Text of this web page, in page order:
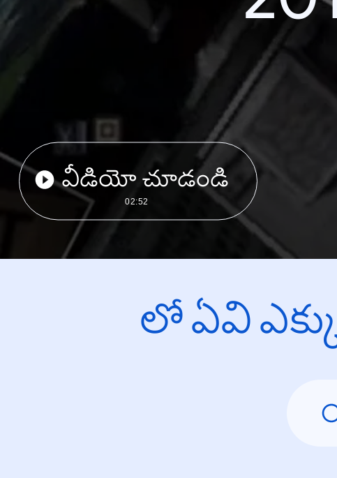
వీడియో చూడండి
02:52
లో ఏవి